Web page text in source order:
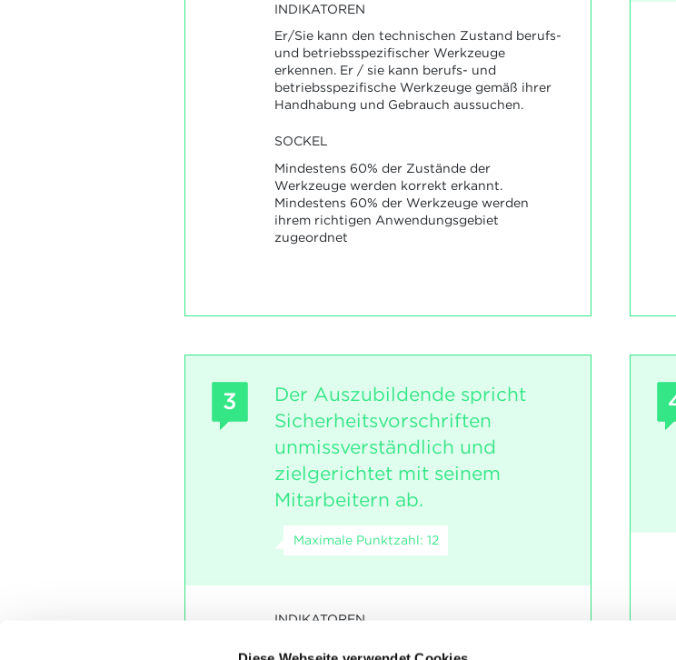
INDIKATOREN
Er/Sie kann den technischen Zustand berufs-
und betriebsspezifischer Werkzeuge
erkennen. Er / sie kann berufs- und
betriebsspezifische Werkzeuge gemäß ihrer
Handhabung und Gebrauch aussuchen.
SOCKEL
Mindestens 60% der Zustände der
Werkzeuge werden korrekt erkannt.
Mindestens 60% der Werkzeuge werden
ihrem richtigen Anwendungsgebiet
zugeordnet
3
Der Auszubildende spricht
Sicherheitsvorschriften
unmissverständlich und
zielgerichtet mit seinem
Mitarbeitern ab.
Maximale Punktzahl: 12
INDIKATOREN